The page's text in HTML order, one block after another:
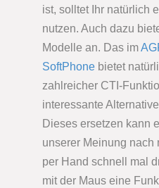
ist, solltet Ihr natürlich
nutzen. Auch dazu
Modelle an. Das im
SoftPhone bietet
zahlreicher CTI-
interessante
Dieses ersetzen kann
unserer Meinung nach
per Hand schnell mal
mit der Maus eine